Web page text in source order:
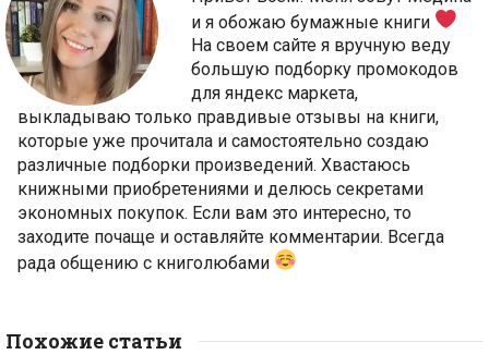
и я обожаю бумажные книги
На своем сайте я вручную веду
большую подборку промокодов
для яндекс маркета,
выкладываю только правдивые отзывы на книги,
которые уже прочитала и самостоятельно создаю
различные подборки произведений. Хвастаюсь
книжными приобретениями и делюсь секретами
экономных покупок. Если вам это интересно, то
заходите почаще и оставляйте комментарии. Всегда
рада общению с книголюбами
Похожие статьи